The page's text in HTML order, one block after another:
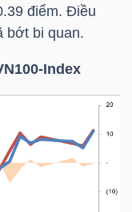
điểm. Điều
bớt bi quan.
Index